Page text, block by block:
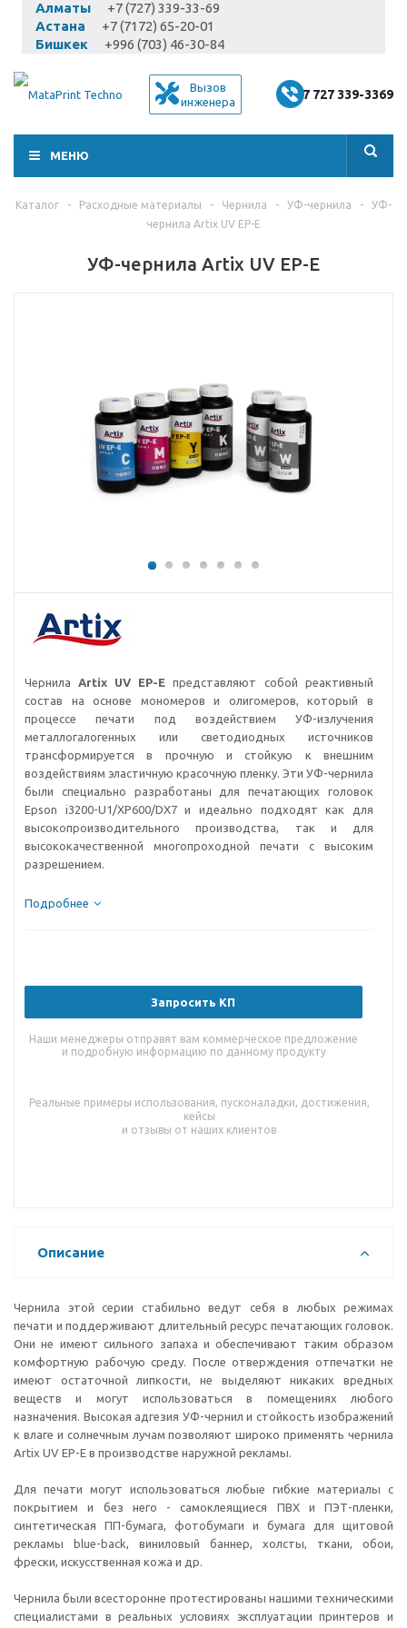
Алматы
+7 (727) 339-33-69
Астана
+7 (7172) 65-20-01
Бишкек
+996 (703) 46-30-84
Вызов
инженера
+7 727 339-3369
МЕНЮ
Каталог - Расходные материалы - Чернила - УФ-чернила -
УФ-
чернила Artix UV EP-E
УФ-чернила Artix UV EP-E
Чернила Artix UV EP-E представляют собой реактивный
состав на основе мономеров и олигомеров, который в
процессе печати под воздействием УФ-излучения
металлогалогенных или светодиодных источников
трансформируется в прочную и стойкую к внешним
воздействиям эластичную красочную пленку. Эти УФ-чернила
были специально разработаны для печатающих головок
Epson i3200-U1/XP600/DX7 и идеально подходят как для
высокопроизводительного производства, так и для
высококачественной многопроходной печати с высоким
разрешением.
Подробнее
Запросить КП
Наши менеджеры отправят вам коммерческое предложение
и подробную информацию по данному продукту
Реальные примеры использования, пусконаладки, достижения,
кейсы
и отзывы от наших клиентов
Описание
Чернила этой серии стабильно ведут себя в любых режимах
печати и поддерживают длительный ресурс печатающих головок.
Они не имеют сильного запаха и обеспечивают таким образом
комфортную рабочую среду. После отверждения отпечатки не
имеют остаточной липкости, не выделяют никаких вредных
веществ и могут использоваться в помещениях любого
назначения. Высокая адгезия УФ-чернил и стойкость изображений
к влаге и солнечным лучам позволяют широко применять чернила
Artix UV EP-E в производстве наружной рекламы.
Для печати могут использоваться любые гибкие материалы с
покрытием и без него - самоклеящиеся ПВХ и ПЭТ-пленки,
синтетическая ПП-бумага, фотобумаги и бумага для щитовой
рекламы blue-back, виниловый баннер, холсты, ткани, обои,
фрески, искусственная кожа и др.
Чернила были всесторонне протестированы нашими техническими
специалистами в реальных условиях эксплуатации принтеров и